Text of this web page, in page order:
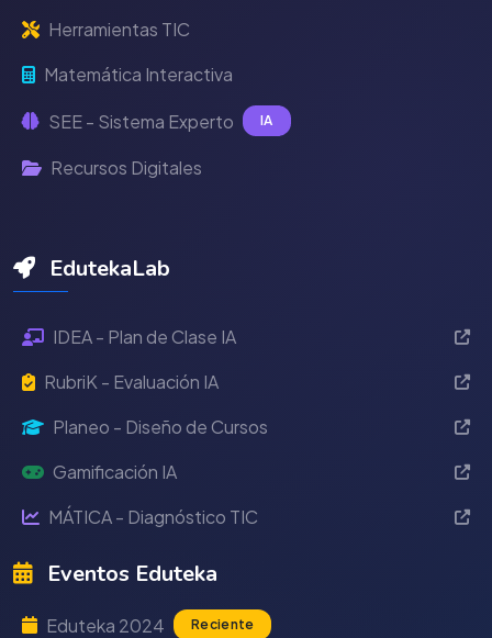
Herramientas TIC
Matemática Interactiva
SEE - Sistema Experto IA
Recursos Digitales
EdutekaLab
IDEA - Plan de Clase IA
RubriK - Evaluación IA
Planeo - Diseño de Cursos
Gamificación IA
MÁTICA - Diagnóstico TIC
Eventos Eduteka
Eduteka 2024 Reciente